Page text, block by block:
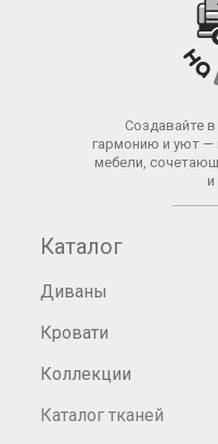
Создавайте
гармонию и уют
мебели,
Каталог
Диваны
Кровати
Коллекции
Каталог тканей